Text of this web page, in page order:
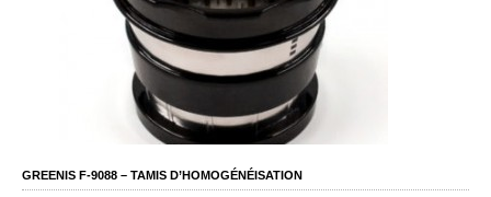
GREENIS F-9088 – TAMIS D’HOMOGÉNÉISATION